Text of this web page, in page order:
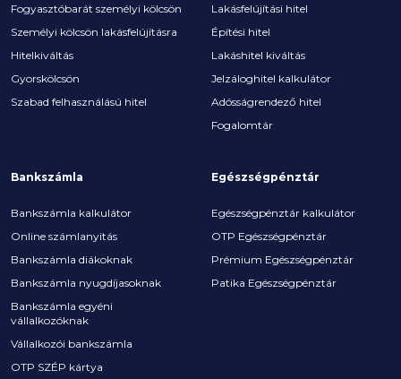
Fogyasztóbarát személyi kölcsön
Személyi kölcsön lakásfelújításra
Hitelkiváltás
Gyorskölcsön
Szabad felhasználású hitel
Lakásfelújítási hitel
Építési hitel
Lakáshitel kiváltás
Jelzáloghitel kalkulátor
Adósságrendező hitel
Fogalomtár
Bankszámla
Bankszámla kalkulátor
Online számlanyitás
Bankszámla diákoknak
Bankszámla nyugdíjasoknak
Bankszámla egyéni
vállalkozóknak
Vállalkozói bankszámla
OTP SZÉP kártya
Egészségpénztár
Egészségpénztár kalkulátor
OTP Egészségpénztár
Prémium Egészségpénztár
Patika Egészségpénztár